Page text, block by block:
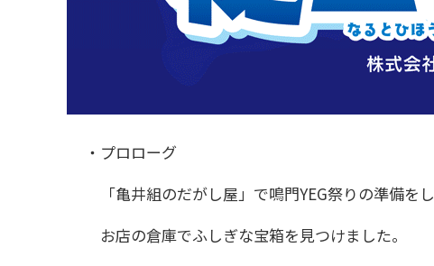
・プロローグ
「亀井組のだがし屋」で鳴門YEG祭りの準備を
お店の倉庫でふしぎな宝箱を見つけました。